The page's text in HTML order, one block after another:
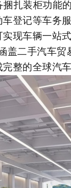
扎装柜功能
登记等车务
现车辆一站
盖二手汽车
整的全球汽